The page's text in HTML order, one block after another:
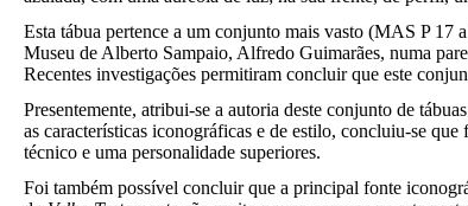
Esta tábua pertence a um conjunto mais vasto (MAS P 17
Museu de Alberto Sampaio, Alfredo Guimarães, numa
Recentes investigações permitiram concluir que este
Presentemente, atribui-se a autoria deste conjunto de
as características iconográficas e de estilo, concluiu-se
técnico e uma personalidade superiores.
Foi também possível concluir que a principal fonte